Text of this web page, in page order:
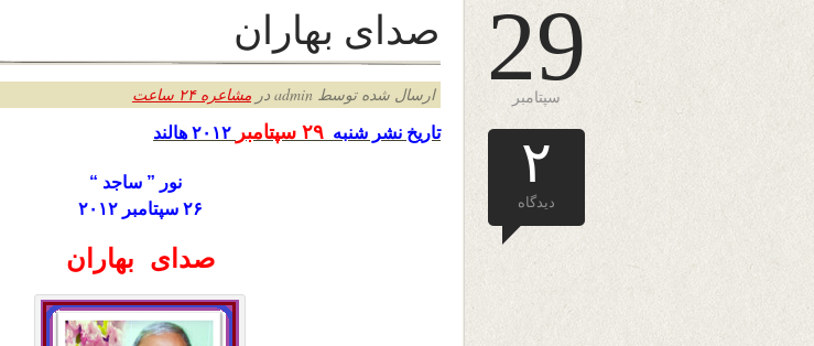
29
سپتامبر
۲
دیدگاه
صدای بهاران
ارسال شده توسط admin در مشاعره ۲۴ ساعت
تاریخ نشر شنبه ۲۹ سپتامبر
نور ” ساجد “
۲۶ سپتامبر ۲۰۱۲
صدای بهاران